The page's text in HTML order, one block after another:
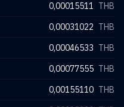
0,00015511 THB
0,00031022 THB
0,00046533 THB
0,00077555 THB
0,00155110 THB